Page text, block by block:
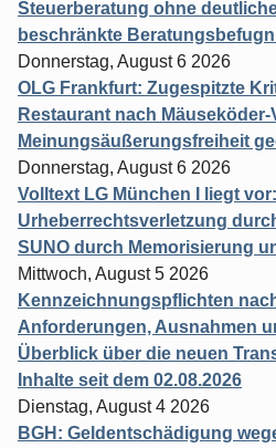
Steuerberatung ohne
beschränkte
Donnerstag, August 6 2026
OLG Frankfurt: Zugespitzte
Restaurant nach Mäuseköder-
Meinungsäußerungsfreiheit
Donnerstag, August 6 2026
Volltext LG München I liegt vor:
Urheberrechtsverletzung
SUNO durch Memorisierung
Mittwoch, August 5 2026
Kennzeichnungspflichten
Anforderungen, Ausnahmen
Überblick über die neuen
Inhalte seit dem 02.08.2026
Dienstag, August 4 2026
BGH: Geldentschädigung